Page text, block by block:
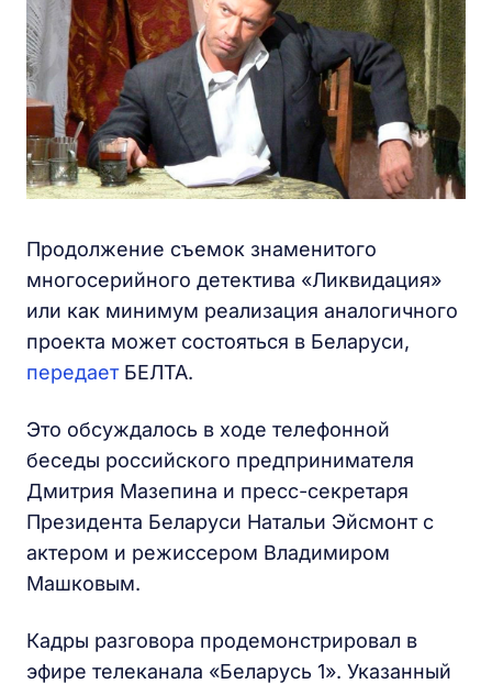
Продолжение съемок знаменитого
многосерийного детектива «Ликвидация»
или как минимум реализация аналогичного
проекта может состояться в Беларуси,
передаетБЕЛТА.
Это обсуждалось в ходе телефонной
беседы российского предпринимателя
Дмитрия Мазепина и пресс-секретаря
Президента Беларуси Натальи Эйсмонт с
актером и режиссером Владимиром
Машковым.
Кадры разговора продемонстрировал в
эфире телеканала «Беларусь 1». Указанный